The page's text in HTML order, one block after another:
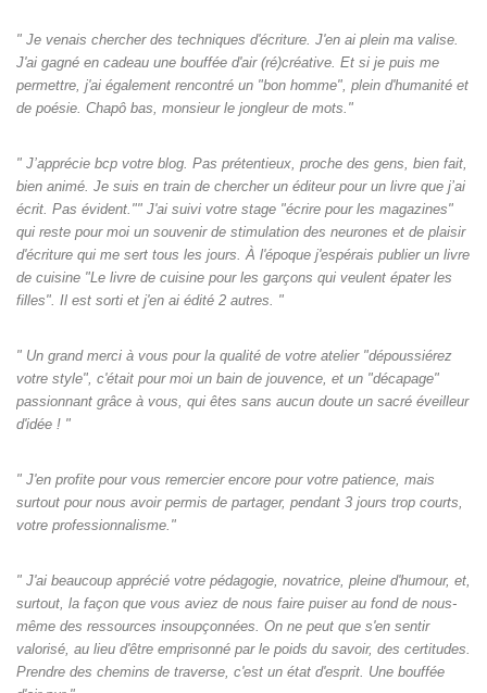
" Je venais chercher des techniques d'écriture. J'en ai plein ma valise.
J'ai gagné en cadeau une bouffée d'air (ré)créative. Et si je puis me
permettre, j'ai également rencontré un "bon homme", plein d'humanité et
de poésie. Chapô bas, monsieur le jongleur de mots."
" J’apprécie bcp votre blog. Pas prétentieux, proche des gens, bien fait,
bien animé. Je suis en train de chercher un éditeur pour un livre que j’ai
écrit. Pas évident."" J'ai suivi votre stage "écrire pour les magazines"
qui reste pour moi un souvenir de stimulation des neurones et de plaisir
d'écriture qui me sert tous les jours. À l'époque j'espérais publier un livre
de cuisine "Le livre de cuisine pour les garçons qui veulent épater les
filles". Il est sorti et j'en ai édité 2 autres. "
" Un grand merci à vous pour la qualité de votre atelier "dépoussiérez
votre style", c'était pour moi un bain de jouvence, et un "décapage"
passionnant grâce à vous, qui êtes sans aucun doute un sacré éveilleur
d'idée ! "
" J'en profite pour vous remercier encore pour votre patience, mais
surtout pour nous avoir permis de partager, pendant 3 jours trop courts,
votre professionnalisme."
" J'ai beaucoup apprécié votre pédagogie, novatrice, pleine d'humour, et,
surtout, la façon que vous aviez de nous faire puiser au fond de nous-
même des ressources insoupçonnées. On ne peut que s'en sentir
valorisé, au lieu d'être emprisonné par le poids du savoir, des certitudes.
Prendre des chemins de traverse, c'est un état d'esprit. Une bouffée